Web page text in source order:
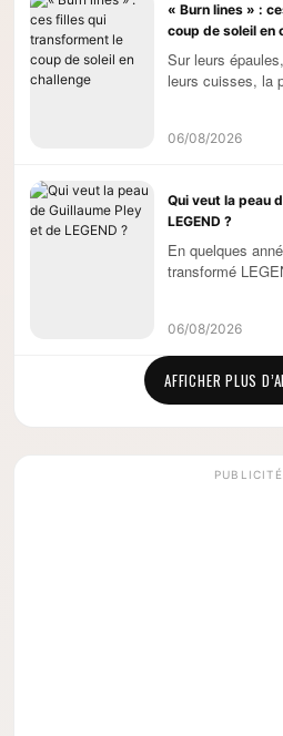
« Burn lines » :
coup de soleil en
Sur leurs
leurs cuisses, la
06/08/2026
Qui veut la peau
LEGEND ?
En quelques
transformé
06/08/2026
AFFICHER PLUS
PUBLICITÉ